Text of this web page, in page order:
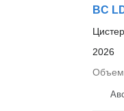
BC
2026
Объем